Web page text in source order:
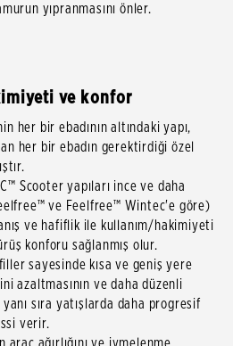
yıpranmasını önler.
ve konfor
her bir ebadının altındaki yapı,
her bir ebadın gerektirdiği özel
Scooter yapıları ince ve daha
ve Feelfree™ Wintec'e göre)
ve hafiflik ile kullanım/hakimiyeti
konforu sağlanmış olur.
sayesinde kısa ve geniş yere
azaltmasının ve daha düzenli
sıra yatışlarda daha progresif
verir.